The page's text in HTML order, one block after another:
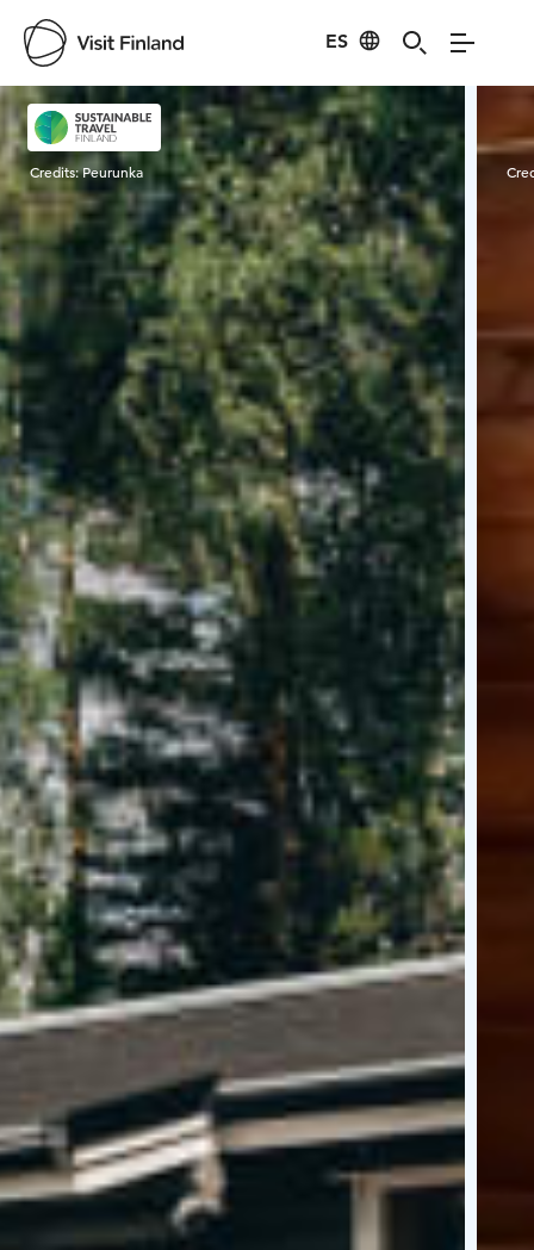
ES
Visit Finland
Credits:Peurunka